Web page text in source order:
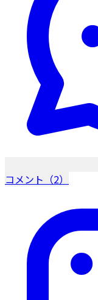
コメント（2）